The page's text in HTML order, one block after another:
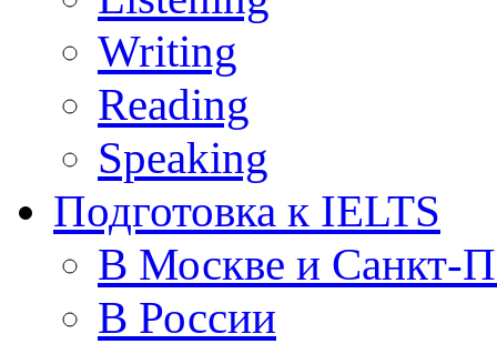
Writing
Reading
Speaking
Подготовка к IELTS
В Москве и Санкт-
В России